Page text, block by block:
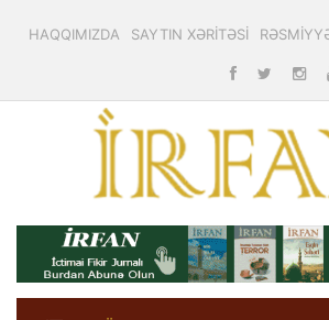
HAQQIMIZDA SAYTIN XƏRİTƏSİ